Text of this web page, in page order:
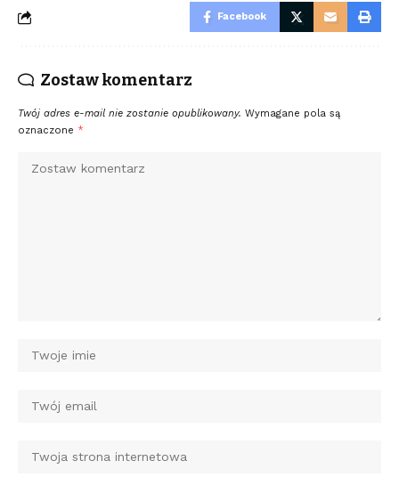
Facebook
Zostaw komentarz
Twój adres e-mail nie zostanie opublikowany. Wymagane pola są
oznaczone *